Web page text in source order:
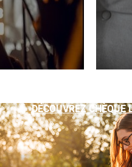
DÉCOUVREZ CHÈQUE